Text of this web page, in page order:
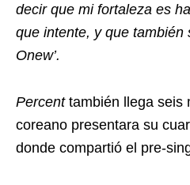
decir que mi fortaleza es
que intente, y que también
Onew’.
Percent también llega seis
coreano presentara su
donde compartió el pre-